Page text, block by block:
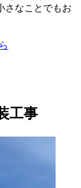
工事